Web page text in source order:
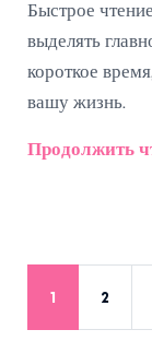
Быстрое
выделять
короткое
вашу жизнь.
Продолжить
1 2